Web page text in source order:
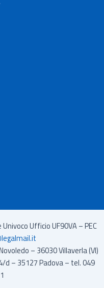
Ufficio UF90VA – PEC
– 36030 Villaverla (VI)
d – 35127 Padova – tel. 049